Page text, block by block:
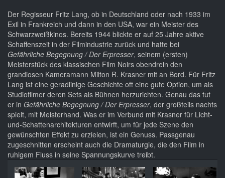
Der Regisseur Fritz Lang, ob in Deutschland oder nach 1933 im
Exil in Frankreich und dann in den USA, war ein Meister des
Schwarzweißkinos. Bereits 1944 blickte er auf 25 Jahre aktive
Schaffenszeit in der Filmindustrie zurück und hatte bei
Gefährliche Begegnung / Der Erpresser, seinem (ersten)
Meisterstück des klassischen Film Noirs obendrein den
grandiosen Kameramann Milton R. Krasner mit an Bord. Für Fritz
Lang ist eine geradlinige Geschichte oft eine gute Option, um als
Studiofilmer deren Sets als Bühnen herzurichten. Genau das tut
er in Gefährliche Begegnung / Der Erpresser, der großteils nachts
spielt, mit Meisterhand. Was er im Verbund mit Krasner für Licht-
und-Schattenarchitekturen entwirft, um für jede Szene den
gewünschten Effekt zu erzielen, ist ein Genuss. Passgenau
zugeschnitten erscheint auch die Dramaturgie, die den Film in
ruhigem Fluss in seine Spannungskurve treibt.